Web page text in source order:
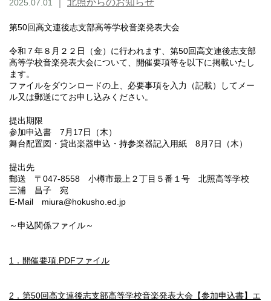
2025.07.01 北照からのお知らせ
第50回高文連後志支部高等学校音楽発表大会
令和７年８月２２日（金）に行われます、第50回高文連後志支部
高等学校音楽発表大会について、開催要項等を以下に掲載いたし
ます。
ファイルをダウンロードの上、必要事項を入力（記載）してメー
ル又は郵送にてお申し込みください。
提出期限
参加申込書 7月17日（木）
舞台配置図・貸出楽器申込・持参楽器記入用紙 8月7日（木）
提出先
郵送 〒047-8558 小樽市最上２丁目５番１号 北照高等学校
三浦 昌子 宛
E-Mail miura@hokusho.ed.jp
～申込関係ファイル～
1．開催要項.PDFファイル
2．第50回高文連後志支部高等学校音楽発表大会【参加申込書】エ